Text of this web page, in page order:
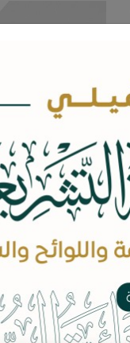
تسهيل نظام
إلى نظيره،